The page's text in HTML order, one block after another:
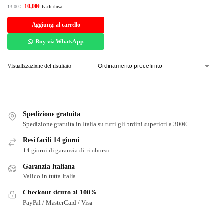
13,00€ 10,00€ Iva Inclusa
Aggiungi al carrello
Buy via WhatsApp
Visualizzazione del risultato
Spedizione gratuita
Spedizione gratuita in Italia su tutti gli ordini superiori a 300€
Resi facili 14 giorni
14 giorni di garanzia di rimborso
Garanzia Italiana
Valido in tutta Italia
Checkout sicuro al 100%
PayPal / MasterCard / Visa